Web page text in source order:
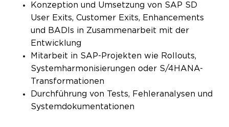
Konzeption und Umsetzung von SAP SD
User Exits, Customer Exits, Enhancements
und BADIs in Zusammenarbeit mit der
Entwicklung
Mitarbeit in SAP-Projekten wie Rollouts,
Systemharmonisierungen oder S/4HANA-
Transformationen
Durchführung von Tests, Fehleranalysen und
Systemdokumentationen